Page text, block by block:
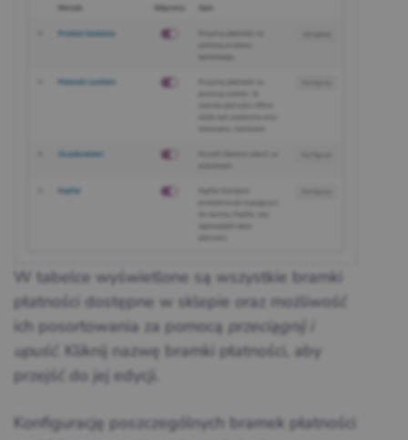
W tabelce wyświetlone są wszystkie bramki
płatności dostępne w sklepie oraz możliwość
ich posortowania za pomocą przeciągnij i
upuść . Kliknij nazwę bramki płatności, aby
przejść do jej edycji.
Konfigurację poszczególnych bramek płatności